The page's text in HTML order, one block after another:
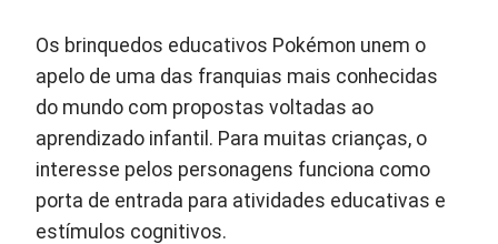
Os brinquedos educativos Pokémon unem o
apelo de uma das franquias mais conhecidas
do mundo com propostas voltadas ao
aprendizado infantil. Para muitas crianças, o
interesse pelos personagens funciona como
porta de entrada para atividades educativas e
estímulos cognitivos.